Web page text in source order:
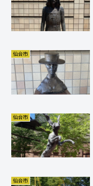
仙台市
仙台市
仙台市